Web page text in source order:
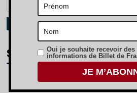
JE M'ABONNE
SOUTENEZ-NOUS !Oui je souhaite recevoir des
informations de Billet de